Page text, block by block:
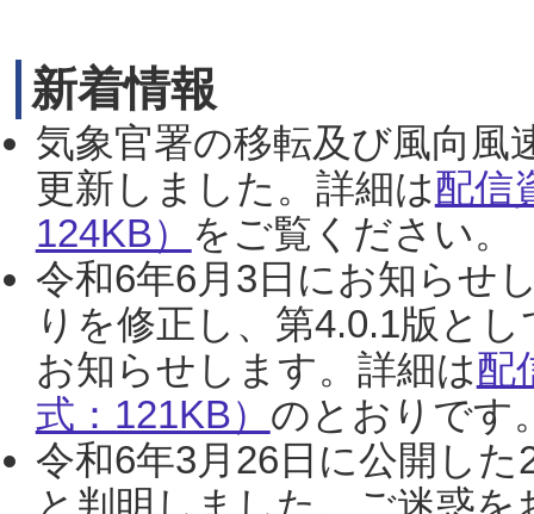
新着情報
気象官署の移転及び風向風
更新しました。詳細は配信
124KB） をご覧ください。
令和6年6月3日にお知らせ
りを修正し、第4.0.1版と
お知らせします。詳細は配
式：121KB） のとおりです
令和6年3月26日に公開し
と判明しました。ご迷惑